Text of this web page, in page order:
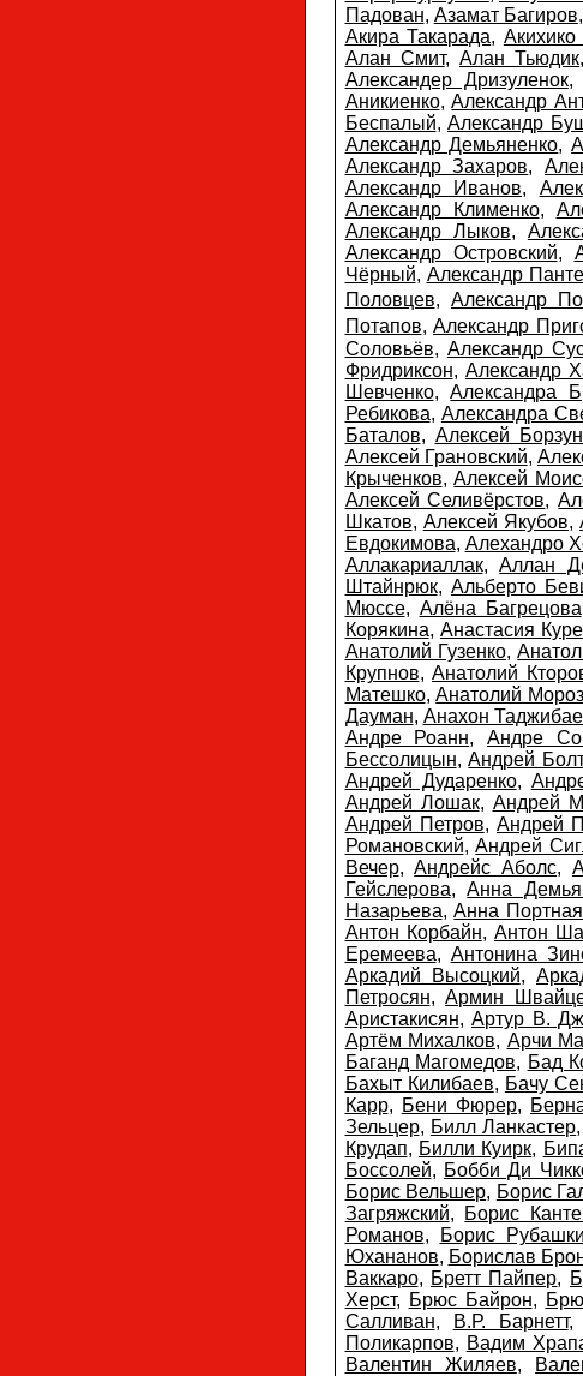
Падован, Азамат Багиров
Акира Такарада,
Алан Смит, Алан Тьюдик
Александер Дризуленок
Аникиенко,Александр
Беспалый,Александр
Александр Демьяненко,
Александр Захаров,
Александр Иванов,
Александр Клименко,
Александр Лыков,
Александр Островский,
Чёрный, Александр
Половцев, Александр
Потапов,Александр
Соловьёв, Александр
Фридриксон, Александр
Шевченко,Александра
Ребикова, Александра
Баталов, Алексей
Алексей Грановский,
Крыченков,Алексей
Алексей Селивёрстов,
Шкатов, Алексей Якубов,
Евдокимова, Алехандро
Аллакариаллак,Аллан
Штайнрюк, Альберто
Мюссе, Алёна Багрецова
Корякина, Анастасия
Анатолий Гузенко,
Крупнов,Анатолий
Матешко,Анатолий
Дауман, Анахон
Андре Роанн, Андре
Бессолицын,Андрей
Андрей Дударенко,
Андрей Лошак, Андрей
Андрей Петров, Андрей
Романовский,Андрей
Вечер,Андрейс Аболс,
Гейслерова,Анна
Назарьева,Анна Портная
Антон Корбайн, Антон
Еремеева, Антонина
Аркадий Высоцкий,
Петросян,Армин
Аристакисян,Артур В.
Артём Михалков, Арчи
Баганд Магомедов, Бад
Бахыт Килибаев, Бачу
Карр, Бени Фюрер,
Зельцер, Билл Ланкастер,
Крудап, Билли Куирк,
Боссолей, Бобби Ди
Борис Вельшер, Борис
Загряжский, Борис
Романов, Борис
Юхананов, Борислав
Ваккаро, Бретт Пайпер,
Херст, Брюс Байрон,
Салливан, В.Р. Барнетт,
Поликарпов, Вадим
Валентин Жиляев,